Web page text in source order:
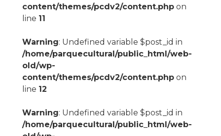
content/themes/pcdv2/content.phpon
line 11
Warning: Undefined variable $post_id in
/home/parquecultural/public_html/web-
old/wp-
content/themes/pcdv2/content.phpon
line 12
Warning: Undefined variable $post_id in
/home/parquecultural/public_html/web-